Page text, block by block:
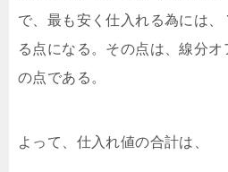
で、最も安く仕入れる為には、
る点になる。その点は、線分
の点である。
よって、仕入れ値の合計は、